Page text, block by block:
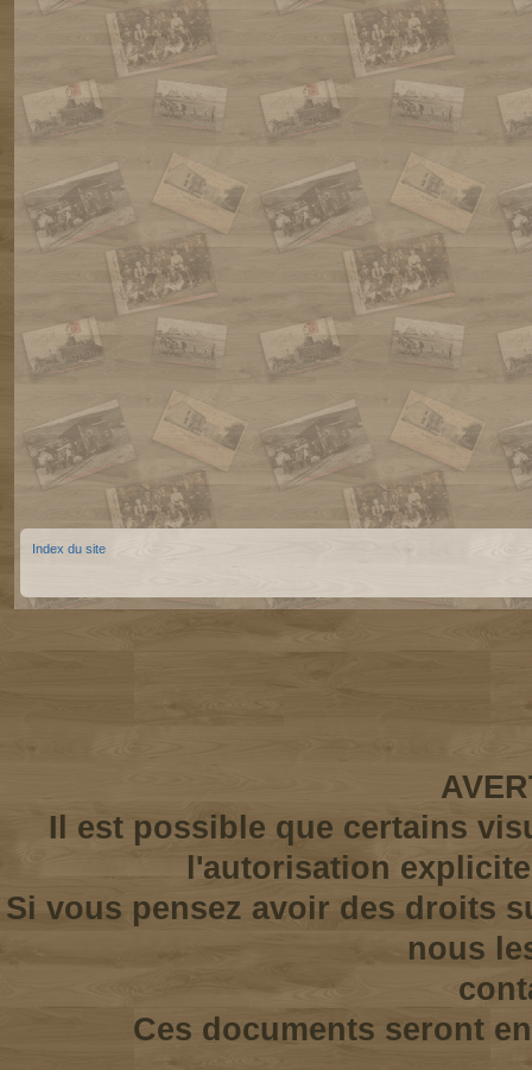
Index du site
Il est possible que certains
l'autorisation
Si vous pensez avoir des droits
nous
Ces documents seront